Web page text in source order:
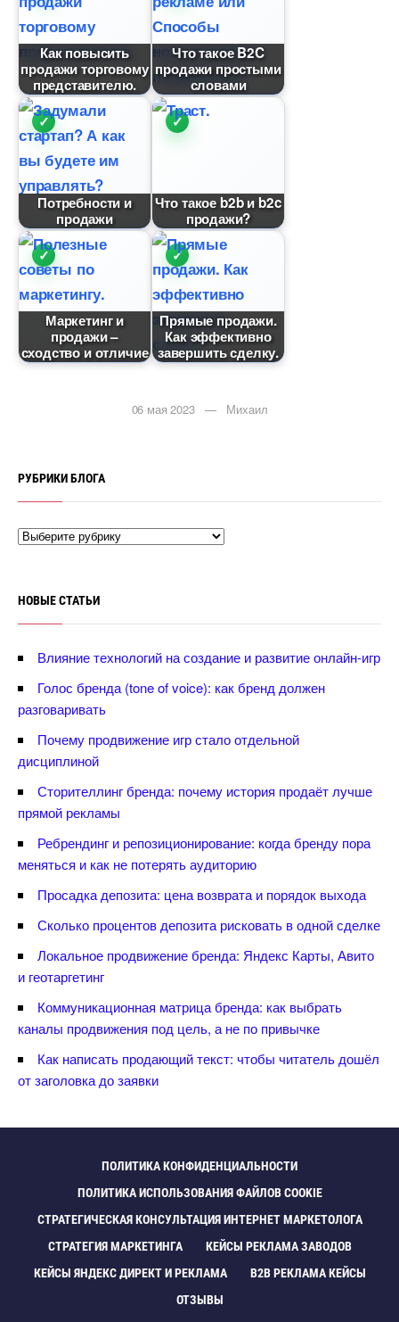
Как повысить
продажи торговому
представителю.
Что такое B2C
продажи простыми
словами
Потребности и
продажи
Что такое b2b и b2c
продажи?
Маркетинг и
продажи –
сходство и отличие
Прямые продажи.
Как эффективно
завершить сделку.
06 мая 2023 — Михаил
РУБРИКИ БЛОГА
НОВЫЕ СТАТЬИ
лияние технологий на создание и развитие онлайн-игр
Голос бренда (tone of voice): как бренд должен
разговаривать
Почему продвижение игр стало отдельной
дисциплиной
Сторителлинг бренда: почему история продаёт лучше
прямой рекламы
Ребрендинг и репозиционирование: когда бренду пора
меняться и как не потерять аудиторию
Просадка депозита: цена возврата и порядок выхода
Сколько процентов депозита рисковать в одной сделке
Локальное продвижение бренда: Яндекс Карты, Авито
и геотаргетин
Коммуникационная матрица бренда: как выбрать
каналы продвижения под цель, а не по привычке
Как написать продающий текст: чтобы читатель дошёл
от заголовка до заявки
ПОЛИТИКА КОНФИДЕНЦИАЛЬНОСТИ
ПОЛИТИКА ИСПОЛЬЗОВАНИЯ ФАЙЛОВ COOKIE
СТРАТЕГИЧЕСКАЯ КОНСУЛЬТАЦИЯ ИНТЕРНЕТ МАРКЕТОЛОГА
СТРАТЕГИЯ МАРКЕТИНГА
КЕЙСЫ РЕКЛАМА ЗАВОДО
КЕЙСЫ ЯНДЕКС ДИРЕКТ И РЕКЛАМА
B2B РЕКЛАМА КЕЙСЫ
ОТЗЫВЫ